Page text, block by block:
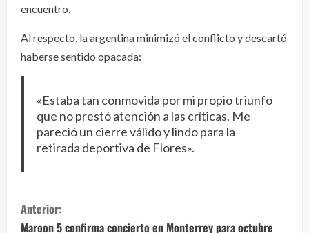
encuentro.
Al respecto, la argentina minimizó el conflicto y descartó
haberse sentido opacada:
«Estaba tan conmovida por mi propio triunfo
que no prestó atención a las críticas. Me
pareció un cierre válido y lindo para la
retirada deportiva de Flores».
S
Anterior:
Maroon 5 confirma concierto en Monterrey para octubre